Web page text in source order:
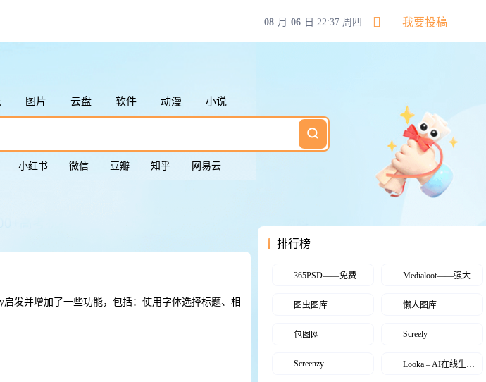
切换下一个搜索
Shift + Tab
鼠标点击图标 切换下一个搜索
08 月 06 日 22:37 周四 我要投稿
图片 云盘 软件 动漫 小说
小红书 微信 豆瓣 知乎 网易云
启发并增加了一些功能，包括：使用字体选择标题、相
排行榜
365PSD——免费的PSD素材平台 Medialoot——强大的AI设计平台
图虫图库 懒人图库
包图网 Screely
Screenzy Looka – AI在线生成Logo，商标设计